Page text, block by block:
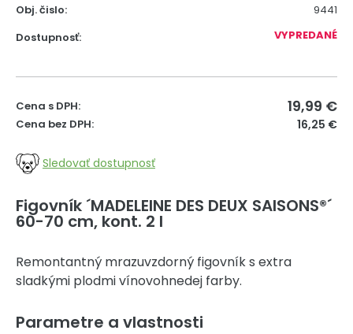
Obj. čislo:
9441
Dostupnosť:
VYPREDANÉ
Cena s DPH: 19,99 €
Cena bez DPH: 16,25 €
Sledovať dostupnosť
Figovník ´MADELEINE DES DEUX SAISONS®´
60-70 cm, kont. 2 l
Remontantný mrazuvzdorný figovník s extra
sladkými plodmi vínovohnedej farby.
Parametre a vlastnosti